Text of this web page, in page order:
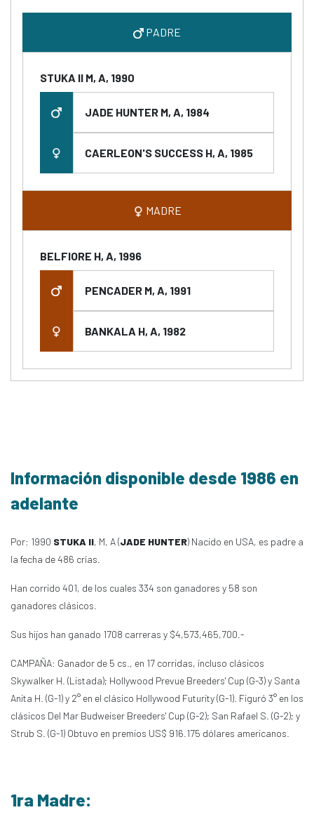
PADRE
STUKA II M, A, 1990
JADE HUNTER M, A, 1984
CAERLEON'S SUCCESS H, A, 1985
MADRE
BELFIORE H, A, 1996
PENCADER M, A, 1991
BANKALA H, A, 1982
Información disponible desde 1986 en
adelante
Por: 1990 STUKA II, M, A (JADE HUNTER) Nacido en USA, es padre a
la fecha de 486 crías.
Han corrido 401, de los cuales 334 son ganadores y 58 son
ganadores clásicos.
Sus hijos han ganado 1708 carreras y $4,573,465,700.-
CAMPAÑA: Ganador de 5 cs., en 17 corridas, incluso clásicos
Skywalker H. (Listada); Hollywood Prevue Breeders' Cup (G-3) y Santa
Anita H. (G-1) y 2° en el clásico Hollywood Futurity (G-1). Figuró 3° en los
clásicos Del Mar Budweiser Breeders' Cup (G-2); San Rafael S. (G-2); y
Strub S. (G-1) Obtuvo en premios US$ 916.175 dólares americanos.
1ra Madre: